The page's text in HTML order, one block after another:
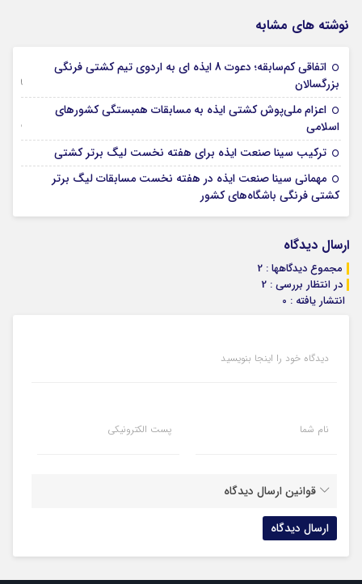
نوشته های مشابه
اتفاقی کم‌سابقه؛ دعوت 8 ایذه ای به اردوی تیم کشتی فرنگی
بزرگسالان
09 جولای 2026
اعزام ملی‌پوش کشتی ایذه به مسابقات همبستگی کشورهای
اسلامی
15 نوامبر 2025
ترکیب سینا صنعت ایذه برای هفته نخست لیگ برتر کشتی
مهمانی سینا صنعت ایذه در هفته نخست مسابقات لیگ برتر
کشتی فرنگی باشگاه‌های کشور
ارسال دیدگاه
مجموع دیدگاهها : 2
در انتظار بررسی : 2
انتشار یافته : 0
دیدگاه خود را اینجا بنویسید
نام شما پست الکترونیکی
قوانین ارسال دیدگاه